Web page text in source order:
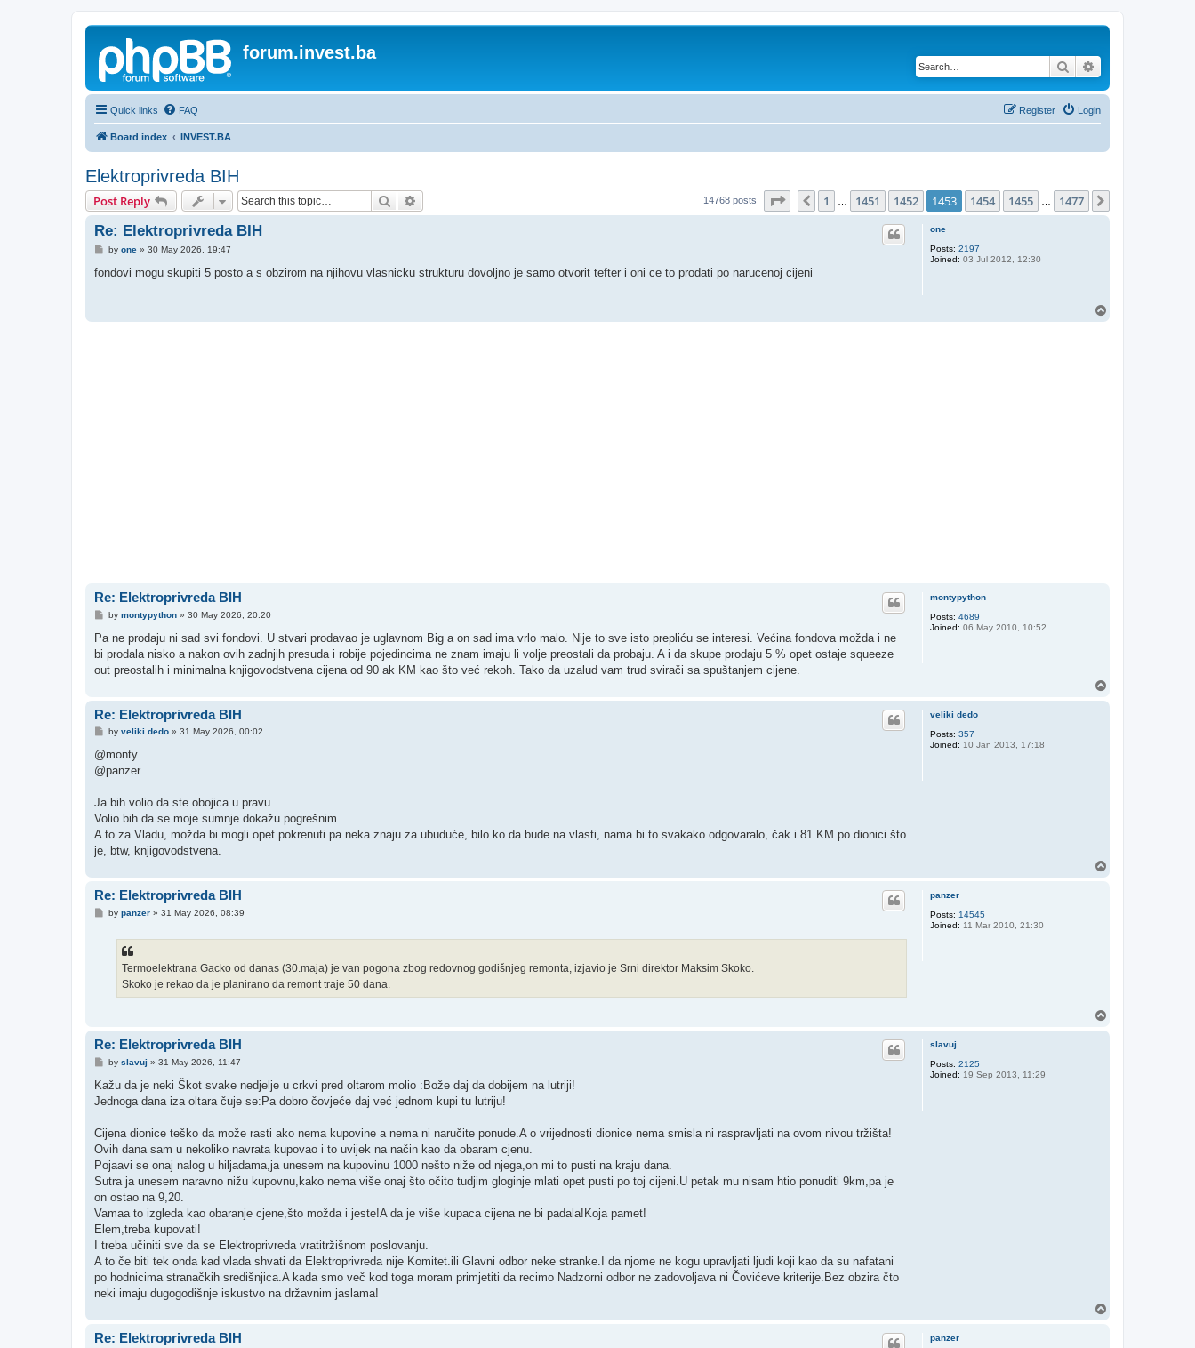
forum.invest.ba
Search
Quick links FAQ Login
Register
Board index INVEST.BA
Elektroprivreda BIH
Post Reply Search 14768 posts Page 1453of1477
Previous
1 1451 1452 1453 1454 1455 1477
one
Posts: 2197
Joined: 03 Jul 2012, 12:30
Re: Elektroprivreda BIH
P
s
by one» 30 May 2026, 19:47
fondovi mogu skupiti 5 posto a s obzirom na njihovu vlasnicku strukturu dovoljno je samo otvorit tefter i oni ce to prodati po narucenoj cijeni
montypython
Posts: 4689
Joined: 06 May 2010, 10:52
Re: Elektroprivreda BIH
P
s
by montypython» 30 May 2026, 20:20
Pa ne prodaju ni sad svi fondovi. U stvari prodavao je uglavnom Big a on sad ima vrlo malo. Nije to sve isto prepliću se interesi. Većina fondova možda i ne
bi prodala nisko a nakon ovih zadnjih presuda i robije pojedincima ne znam imaju li volje preostali da probaju. A i da skupe prodaju 5 % opet ostaje squeeze
out preostalih i minimalna knjigovodstvena cijena od 90 ak KM kao što već rekoh. Tako da uzalud vam trud svirači sa spuštanjem cijene.
veliki dedo
Posts: 357
Joined: 10 Jan 2013, 17:18
Re: Elektroprivreda BIH
P
s
by veliki dedo» 31 May 2026, 00:02
@monty
@panzer
Ja bih volio da ste obojica u pravu.
Volio bih da se moje sumnje dokažu pogrešnim.
A to za Vladu, možda bi mogli opet pokrenuti pa neka znaju za ubuduće, bilo ko da bude na vlasti, nama bi to svakako odgovaralo, čak i 81 KM po dionici što
je, btw, knjigovodstvena.
panzer
Posts: 14545
Joined: 11 Mar 2010, 21:30
Re: Elektroprivreda BIH
Pby panzer» 31 May 2026, 08:39
Termoelektrana Gacko od danas (30.maja) je van pogona zbog redovnog godišnjeg remonta, izjavio je Srni direktor Maksim Skoko.
Skoko je rekao da je planirano da remont traje 50 dana.
slavuj
Posts: 2125
Joined: 19 Sep 2013, 11:29
Re: Elektroprivreda BIH
P
s
by slavuj » 31 May 2026, 11:47
Kažu da je neki Škot svake nedjelje u crkvi pred oltarom molio :Bože daj da dobijem na lutriji!
Jednoga dana iza oltara čuje se:Pa dobro čovjeće daj već jednom kupi tu lutriju!
Cijena dionice teško da može rasti ako nema kupovine a nema ni naručite ponude.A o vrijednosti dionice nema smisla ni raspravljati na ovom nivou tržišta!
Ovih dana sam u nekoliko navrata kupovao i to uvijek na način kao da obaram cjenu.
Pojaavi se onaj nalog u hiljadama,ja unesem na kupovinu 1000 nešto niže od njega,on mi to pusti na kraju dana.
Sutra ja unesem naravno nižu kupovnu,kako nema više onaj što očito tudjim gloginje mlati opet pusti po toj cijeni.U petak mu nisam htio ponuditi 9km,pa je
on ostao na 9,20.
Vamaa to izgleda kao obaranje cjene,što možda i jeste!A da je više kupaca cijena ne bi padala!Koja pamet!
Elem,treba kupovati!
I treba učiniti sve da se Elektroprivreda vratitržišnom poslovanju.
A to če biti tek onda kad vlada shvati da Elektroprivreda nije Komitet.ili Glavni odbor neke stranke.I da njome ne kogu upravljati ljudi koji kao da su nafatani
po hodnicima stranačkih središnjica.A kada smo več kod toga moram primjetiti da recimo Nadzorni odbor ne zadovoljava ni Čovićeve kriterije.Bez obzira čto
neki imaju dugogodišnje iskustvo na državnim jaslama!
panzer
Re: Elektroprivreda BIH